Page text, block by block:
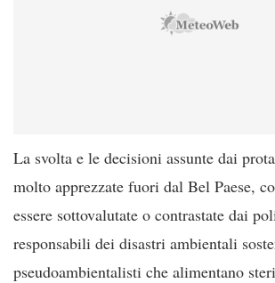
La svolta e le decisioni assunte dai
molto apprezzate fuori dal Bel Paese,
essere sottovalutate o contrastate dai
responsabili dei disastri ambientali
pseudoambientalisti che alimentano